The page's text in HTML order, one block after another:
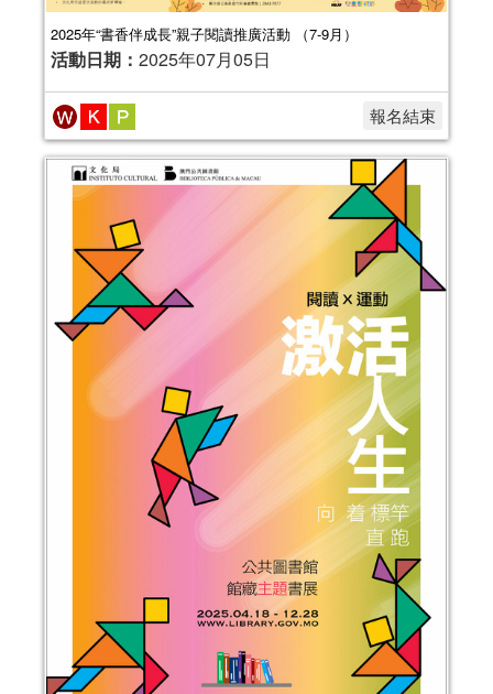
2025年“書香伴成長”親子閱讀推廣活動 （7-9月）
活動日期： 2025年07月05日
報名結束